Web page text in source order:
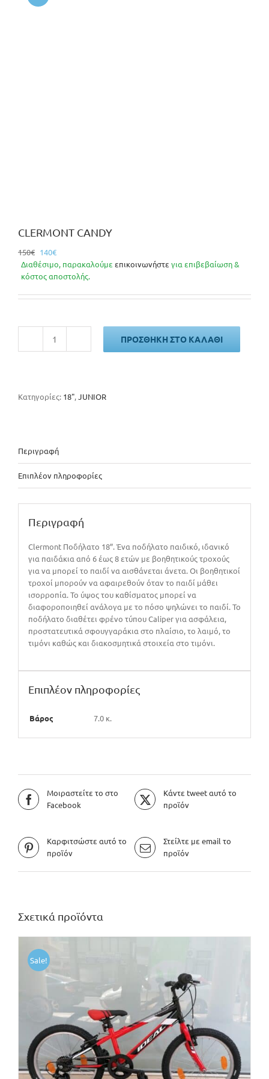
CLERMONT CANDY
150€ Original
price
was:
140€Η
τρέχουσα
τιμή
140€.
Διαθέσιμο, παρακαλούμε επικοινωνήστε για επιβεβαίωση &
κόστος αποστολής.
CLERMONT
ΠΡΟΣΘΉΚΗ ΣΤΟ ΚΑΛΆΘΙ
Κατηγορίες: 18",JUNIOR
Περιγραφή
Επιπλέον πληροφορίες
Περιγραφή
Clermont Ποδήλατο 18”. Ένα ποδήλατο παιδικό, ιδανικό
για παιδάκια από 6 έως 8 ετών με βοηθητικούς τροχούς
για να μπορεί το παιδί να αισθάνεται άνετα. Οι βοηθητικοί
τροχοί μπορούν να αφαιρεθούν όταν το παιδί μάθει
ισορροπία. Το ύψος του καθίσματος μπορεί να
διαφοροποιηθεί ανάλογα με το πόσο ψηλώνει το παιδί. Το
ποδήλατο διαθέτει φρένο τύπου Caliper για ασφάλεια,
προστατευτικά σφουγγαράκια στο πλαίσιο, το λαιμό, το
τιμόνι καθώς και διακοσμητικά στοιχεία στο τιμόνι.
Επιπλέον πληροφορίες
Βάρος 7.0 κ.
Μοιραστείτε το στο
Facebook
Κάντε tweet αυτό το
προϊόν
Καρφιτσώστε αυτό το
προϊόν
Στείλτε με email το
προϊόν
Σχετικά προϊόντα
Sale!